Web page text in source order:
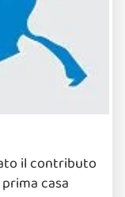
il contributo
casa